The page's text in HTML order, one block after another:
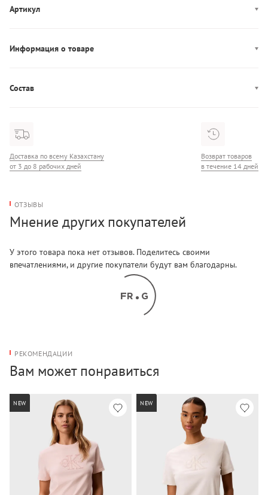
Артикул
Информация о товаре
Производство: Китай
Состав
Доставка по всему Казахстану
от 3 до 8 рабочих дней
Возврат товаров
в течение 14 дней
ОТЗЫВЫ
Мнение других покупателей
У этого товара пока нет отзывов. Поделитесь своими
впечатлениями, и другие покупатели будут вам благодарны.
РЕКОМЕНДАЦИИ
Вам может понравиться
NEW NEW